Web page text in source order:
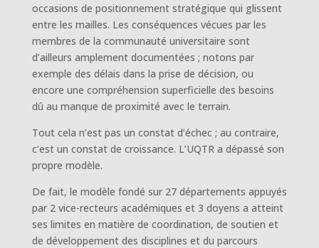
occasions de positionnement stratégique qui glissent
entre les mailles. Les conséquences vécues par les
membres de la communauté universitaire sont
d’ailleurs amplement documentées ; notons par
exemple des délais dans la prise de décision, ou
encore une compréhension superficielle des besoins
dû au manque de proximité avec le terrain.
Tout cela n’est pas un constat d’échec ; au contraire,
c’est un constat de croissance. L’UQTR a dépassé son
propre modèle.
De fait, le modèle fondé sur 27 départements appuyés
par 2 vice-recteurs académiques et 3 doyens a atteint
ses limites en matière de coordination, de soutien et
de développement des disciplines et du parcours